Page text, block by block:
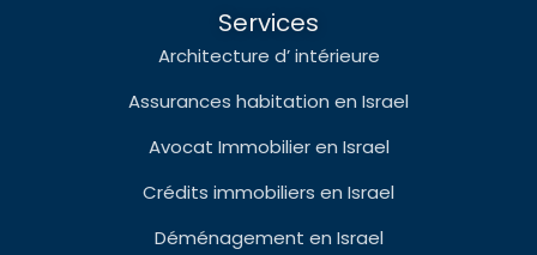
Services
Architecture d’ intérieure
Assurances habitation en Israel
Avocat Immobilier en Israel
Crédits immobiliers en Israel
Déménagement en Israel